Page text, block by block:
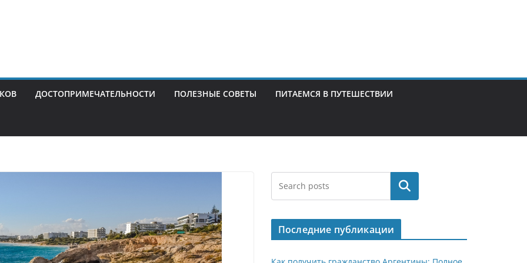
ДОСТОПРИМЕЧАТЕЛЬНОСТИ ПОЛЕЗНЫЕ СОВЕТЫ ПИТАЕМСЯ В ПУТЕШЕСТВИИ
Поиск
Последние публикации